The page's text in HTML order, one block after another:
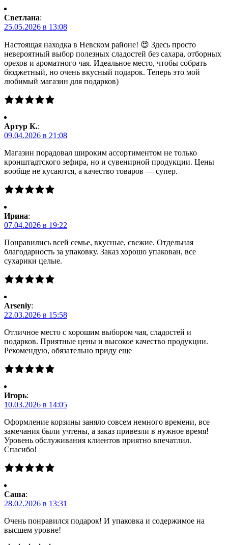
Светлана:
25.05.2026 в 13:08
Настоящая находка в Невском районе! 😍 Здесь просто
невероятный выбор полезных сладостей без сахара, отборных
орехов и ароматного чая. Идеальное место, чтобы собрать
бюджетный, но очень вкусный подарок. Теперь это мой
любимый магазин для подарков)
Артур К.:
09.04.2026 в 21:08
Магазин порадовал широким ассортиментом не только
кронштадтского зефира, но и сувенирной продукции. Цены
вообще не кусаются, а качество товаров — супер.
Ирина:
07.04.2026 в 19:22
Понравились всей семье, вкусные, свежие. Отдельная
благодарность за упаковку. Заказ хорошо упакован, все
сухарики целые.
Arseniy:
22.03.2026 в 15:58
Отличное место с хорошим выбором чая, сладостей и
подарков. Приятные цены и высокое качество продукции.
Рекомендую, обязательно приду еще
Игорь:
10.03.2026 в 14:05
Оформление корзины заняло совсем немного времени, все
замечания были учтены, а заказ привезли в нужное время!
Уровень обслуживания клиентов приятно впечатлил.
Спасибо!
Саша:
28.02.2026 в 13:31
Очень понравился подарок! И упаковка и содержимое на
высшем уровне!